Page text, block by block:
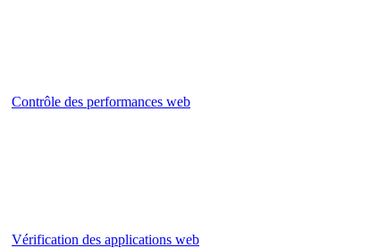
Contrôle des performances web
Vérification des applications web